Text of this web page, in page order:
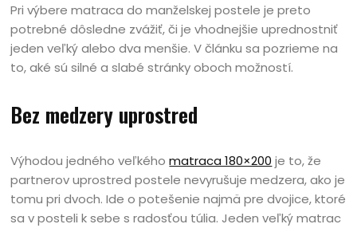
Pri výbere matraca do manželskej postele je preto
potrebné dôsledne zvážiť, či je vhodnejšie uprednostniť
jeden veľký alebo dva menšie. V článku sa pozrieme na
to, aké sú silné a slabé stránky oboch možností.
Bez medzery uprostred
Výhodou jedného veľkéhomatraca 180×200 je to, že
partnerov uprostred postele nevyrušuje medzera, ako je
tomu pri dvoch. Ide o potešenie najmä pre dvojice, ktoré
sa v posteli k sebe s radosťou túlia. Jeden veľký matrac